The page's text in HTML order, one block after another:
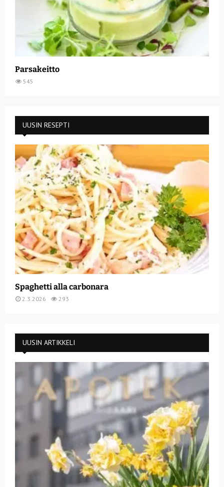
Parsakeitto
545
UUSIN RESEPTI
Spaghetti alla carbonara
2.3.2026 293
UUSIN ARTIKKELI